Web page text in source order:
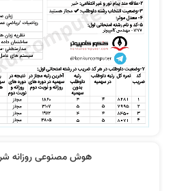
جزوه کامل و ویدیوهای خیلی خوب
ویدیوها خیلی جامع و کامل بودند
هوش مصنوعی روزانه